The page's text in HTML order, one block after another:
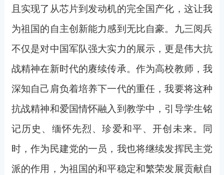
且实现了从芯片到发动机的完全国产化，这让我
为祖国的自主创新能力感到无比自豪。九三阅兵
不仅是对中国军队强大实力的展示，更是伟大抗
战精神在新时代的赓续传承。作为高校教师，我
深知自己肩负着培养下一代的重任，我要将这种
抗战精神和爱国情怀融入到教学中，引导学生铭
记历史、缅怀先烈、珍爱和平、开创未来。同
时，作为民建党的一员，我也将继续发挥民主党
派的作用，为祖国的和平稳定和繁荣发展贡献自